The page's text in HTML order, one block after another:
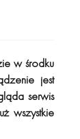
w środku
jest
serwis
wszystkie